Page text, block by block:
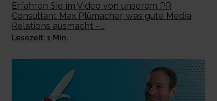
Erfahren Sie im Video von unserem PR
Consultant Max Plümacher, was gute Media
Relations ausmacht –...
Lesezeit: 1 Min.